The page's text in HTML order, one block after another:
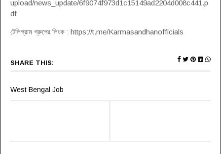
upload/news_update/6f9074f973d1c15149ad2204d008c441.p
df
টেলিগ্রাম গ্রুপের লিংক : https://t.me/Karmasandhanofficials
SHARE THIS:
West Bengal Job